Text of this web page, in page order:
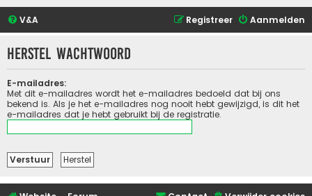
V&A Aanmelden
Registreer
Herstel wachtwoord
E-mailadres:
Met dit e-mailadres wordt het e-mailadres bedoeld dat bij ons
bekend is. Als je het e-mailadres nog nooit hebt gewijzigd, is dit het
e-mailadres dat je hebt gebruikt bij de registratie.